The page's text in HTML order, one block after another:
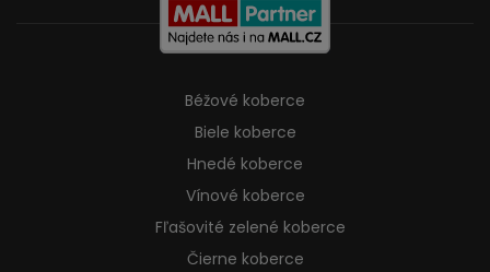
Béžové koberce
Biele koberce
Hnedé koberce
Vínové koberce
Fľašovité zelené koberce
Čierne koberce